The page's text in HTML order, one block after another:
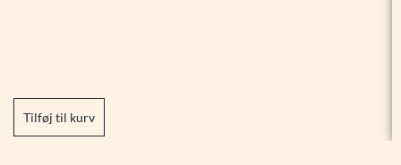
Tilføj til kurv